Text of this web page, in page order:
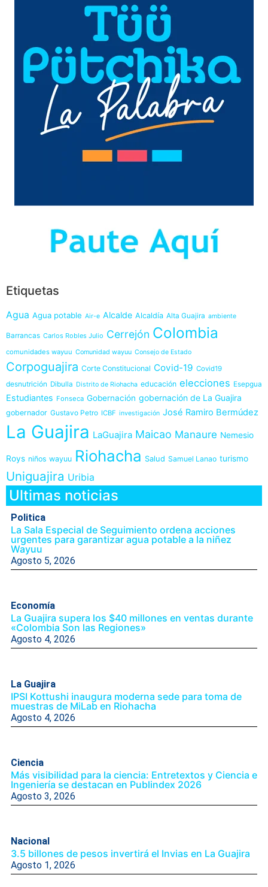
Etiquetas
Agua Agua potable Air-e Alcalde Alcaldía Alta Guajira ambiente
Barrancas Carlos Robles Julio Cerrejón Colombia
comunidades wayuu Comunidad wayuu Consejo de Estado
Corpoguajira Corte Constitucional Covid-19 Covid19
desnutrición Dibulla Distrito de Riohacha educación elecciones Esepgua
Estudiantes Fonseca Gobernación gobernación de La Guajira
gobernador Gustavo Petro ICBF investigación José Ramiro Bermúdez
La Guajira LaGuajira Maicao Manaure Nemesio
Roys niños wayuu Riohacha Salud Samuel Lanao turismo
Uniguajira Uribia
Ultimas noticias
Politica
La Sala Especial de Seguimiento ordena acciones
urgentes para garantizar agua potable a la niñez
Wayuu
Agosto 5, 2026
Economía
La Guajira supera los $40 millones en ventas durante
«Colombia Son las Regiones»
Agosto 4, 2026
La Guajira
IPSI Kottushi inaugura moderna sede para toma de
muestras de MiLab en Riohacha
Agosto 4, 2026
Ciencia
Más visibilidad para la ciencia: Entretextos y Ciencia e
Ingeniería se destacan en Publindex 2026
Agosto 3, 2026
Nacional
3.5 billones de pesos invertirá el Invias en La Guajira
Agosto 1, 2026